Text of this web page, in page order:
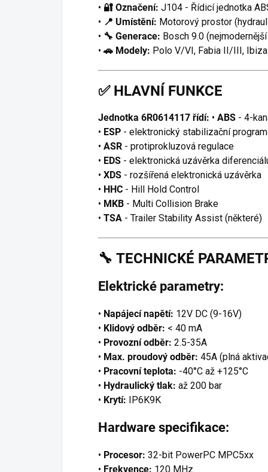
• 🔐 Označení: J104 - Řídicí jednotka
• 📍 Umístění: Motorový prostor
• 🔧 Generace: Bosch 9.0
• 🚗 Modely: Polo V/VI, Fabia II/III, Ibiza
✅ HLAVNÍ FUNKCE
Jednotka 6R0614117 řídí: • ABS - 4-
• ESP - elektronický stabilizační program
• ASR - protiprokluzová regulace
• EDS - elektronická uzávěrka
• XDS - rozšířená elektronická uzávěrka
• HHC - Hill Hold Control
• MKB - Multi Collision Brake
• TSA - Trailer Stability Assist (některé)
🔧 TECHNICKÉ
Elektrické parametry:
• Napájecí napětí: 12V DC (9-16V)
• Klidový odběr: < 40 mA
• Provozní odběr: 2.5-35A
• Max. proudový odběr: 45A (plná
• Pracovní teplota: -40°C až +125°C
• Hydraulický tlak: až 200 bar
• Krytí: IP6K9K
Hardware specifikace:
• Procesor: 32-bit PowerPC MPC5xx
• Frekvence: 120 MHz